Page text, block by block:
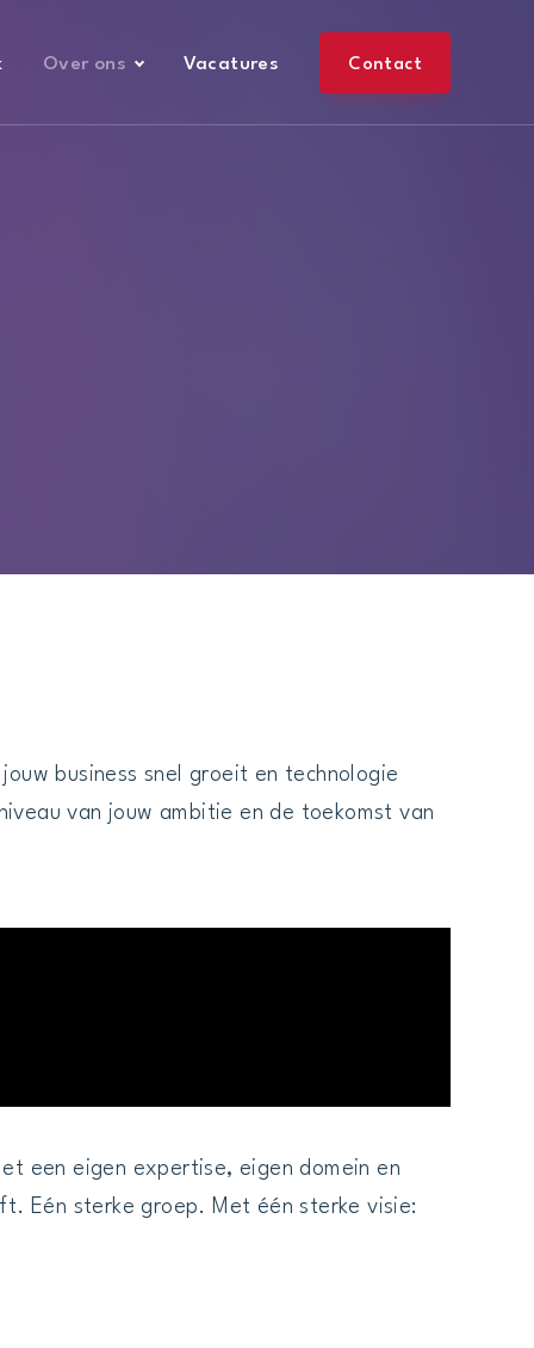
Over ons Vacatures Contact
business snel groeit en technologie
van jouw ambitie en de toekomst van
een eigen expertise, eigen domein en
Eén sterke groep. Met één sterke visie: